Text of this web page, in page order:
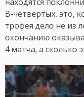
В-четвёртых, это,
трофея дело не из
окончанию
4 матча, а сколько